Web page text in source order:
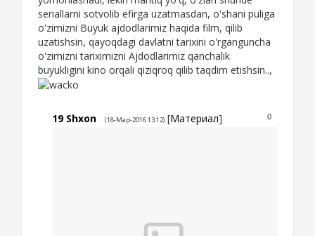
seriallarni sotvolib efirga uzatmasdan, o'shani puliga
o'zimizni Buyuk ajdodlarimiz haqida film, qilib
uzatishsin, qayoqdagi davlatni tarixini o'rganguncha
o'zimizni tariximizni Ajdodlarimiz qanchalik
buyukligini kino orqali qiziqroq qilib taqdim etishsin..,
0
19 Shxon (18-Мар-2016 13:12) [Материал]